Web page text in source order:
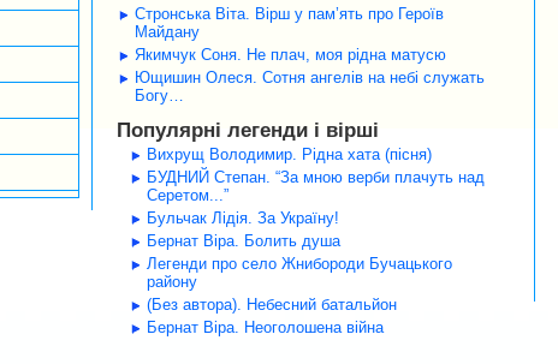
Стронська Віта. Вірш у пам’ять про Героїв
Майдану
Якимчук Соня. Не плач, моя рідна матусю
Ющишин Олеся. Сотня ангелів на небі служать
Богу…
Популярні легенди і вірші
Вихрущ Володимир. Рідна хата (пісня)
БУДНИЙ Степан. “За мною верби плачуть над
Серетом...”
Бульчак Лідія. За Україну!
Бернат Віра. Болить душа
Легенди про село Жнибороди Бучацького
району
(Без автора). Небесний батальйон
Бернат Віра. Неоголошена війна